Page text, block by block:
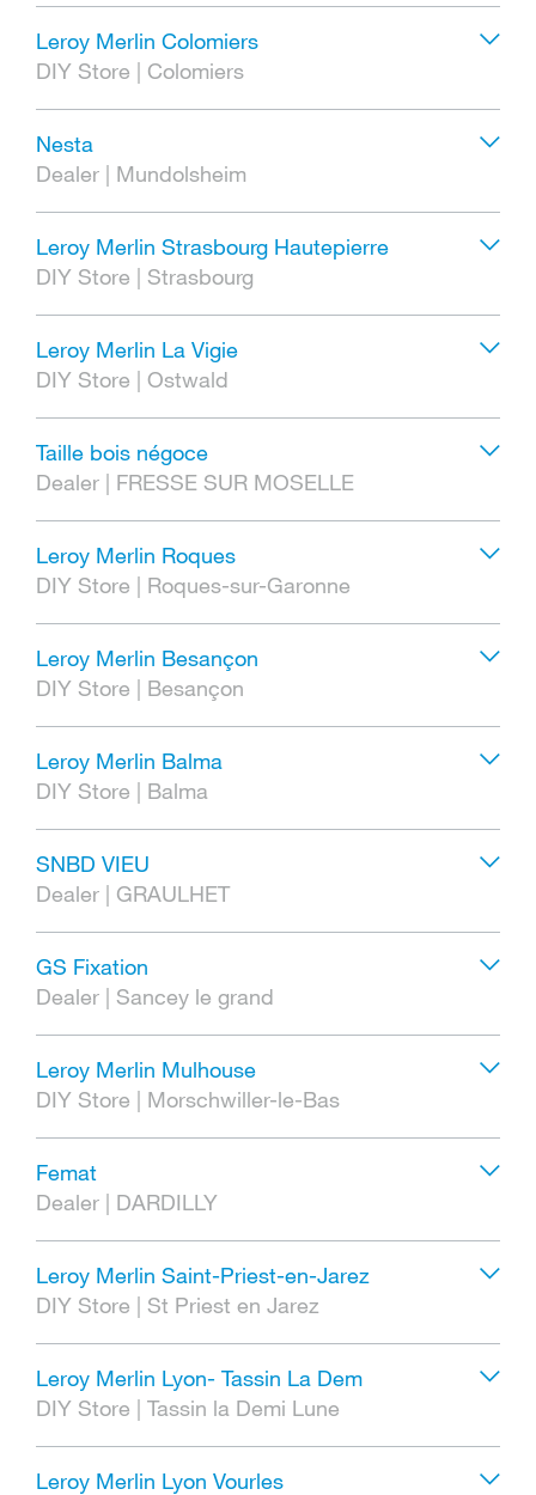
Leroy Merlin Colomiers
DIY Store | Colomiers
Nesta
Dealer | Mundolsheim
Leroy Merlin Strasbourg Hautepierre
DIY Store | Strasbourg
Leroy Merlin La Vigie
DIY Store | Ostwald
Taille bois négoce
Dealer | FRESSE SUR MOSELLE
Leroy Merlin Roques
DIY Store | Roques-sur-Garonne
Leroy Merlin Besançon
DIY Store | Besançon
Leroy Merlin Balma
DIY Store | Balma
SNBD VIEU
Dealer | GRAULHET
GS Fixation
Dealer | Sancey le grand
Leroy Merlin Mulhouse
DIY Store | Morschwiller-le-Bas
Femat
Dealer | DARDILLY
Leroy Merlin Saint-Priest-en-Jarez
DIY Store | St Priest en Jarez
Leroy Merlin Lyon- Tassin La Dem
DIY Store | Tassin la Demi Lune
Leroy Merlin Lyon Vourles